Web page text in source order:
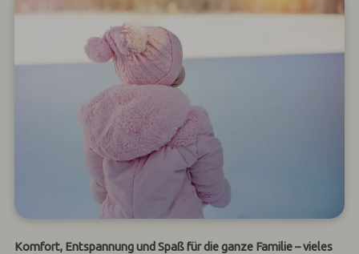
Komfort, Entspannung und Spaß für die ganze Familie – vieles